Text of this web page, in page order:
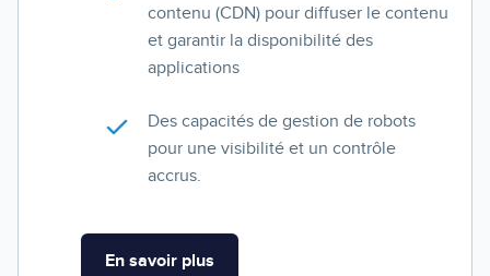
contenu (CDN) pour diffuser le contenu
et garantir la disponibilité des
applications
Des capacités de gestion de robots
pour une visibilité et un contrôle
accrus.
En savoir plus